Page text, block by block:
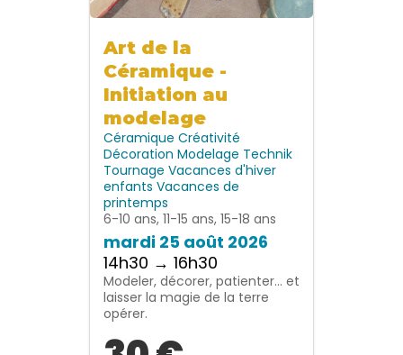
Art de la
Céramique -
Initiation au
modelage
Céramique Créativité
Décoration Modelage Technik
Tournage Vacances d'hiver
enfants Vacances de
printemps
6-10 ans, 11-15 ans, 15-18 ans
mardi 25 août 2026
14h30 → 16h30
Modeler, décorer, patienter… et
laisser la magie de la terre
opérer.